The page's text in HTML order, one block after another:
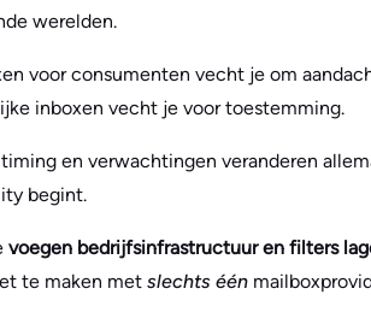
werelden.
voor consumenten vecht je om
inboxen vecht je voor toestemming.
en verwachtingen veranderen
begint.
voegen bedrijfsinfrastructuur en filters
te maken met slechts één